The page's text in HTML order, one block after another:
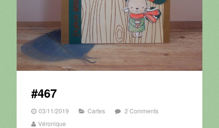
#467
03/11/2019 Cartes
2 Comments
Véronique